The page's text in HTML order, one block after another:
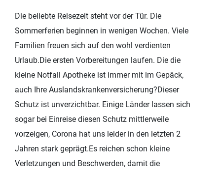
Die beliebte Reisezeit steht vor der Tür. Die
Sommerferien beginnen in wenigen Wochen. Viele
Familien freuen sich auf den wohl verdienten
Urlaub.Die ersten Vorbereitungen laufen. Die die
kleine Notfall Apotheke ist immer mit im Gepäck,
auch Ihre Auslandskrankenversicherung?Dieser
Schutz ist unverzichtbar. Einige Länder lassen sich
sogar bei Einreise diesen Schutz mittlerweile
vorzeigen, Corona hat uns leider in den letzten 2
Jahren stark geprägt.Es reichen schon kleine
Verletzungen und Beschwerden, damit die